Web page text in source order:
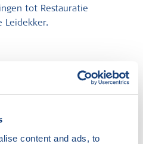
content and ads, to
tot Restauratie
Leidekker.
uit de praktijk